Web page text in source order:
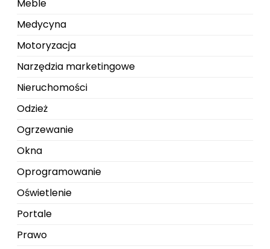
Meble
Medycyna
Motoryzacja
Narzędzia marketingowe
Nieruchomości
Odzież
Ogrzewanie
Okna
Oprogramowanie
Oświetlenie
Portale
Prawo